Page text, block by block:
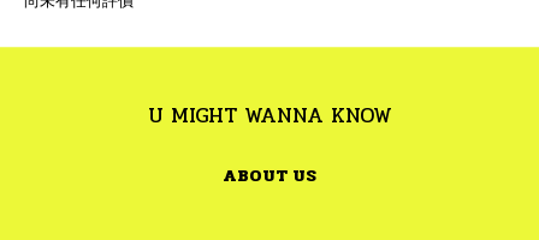
U MIGHT WANNA KNOW
ABOUT US